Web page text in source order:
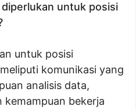
untuk posisi
untuk posisi
komunikasi yang
analisis data,
kemampuan bekerja